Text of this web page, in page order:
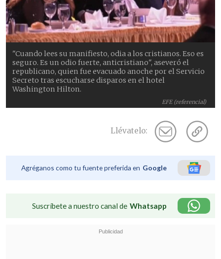
EFE (referencial)
"Cuando lees su manifiesto, odia a los cristianos. Eso es
seguro. Es un odio fuerte, anticristiano", aseveró el
republicano, quien fue evacuado anoche por el Servicio
Secreto tras escucharse disparos en el hotel
Washington Hilton.
Llévatelo:
Agréganos como tu fuente preferida en Google
Suscríbete a nuestro canal de Whatsapp